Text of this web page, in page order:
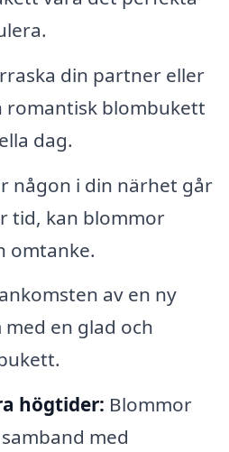
din partner eller
romantisk blombukett
dag.
någon i din närhet går
tid, kan blommor
omtanke.
av en ny
en glad och
högtider: Blommor
med